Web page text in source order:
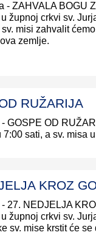
- ZAHVALA BOGU
župnoj crkvi sv.
misi zahvalit
zemlje.
RUŽARIJA
GOSPE OD
7:00 sati, a sv. misa
KROZ
27. NEDJELJA
župnoj crkvi sv.
sv. mise krstit će